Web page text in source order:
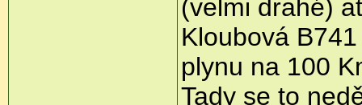
(velmi drahé)
Kloubová
plynu na 100
Tady se to